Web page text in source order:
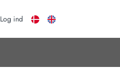
Log ind DA EN